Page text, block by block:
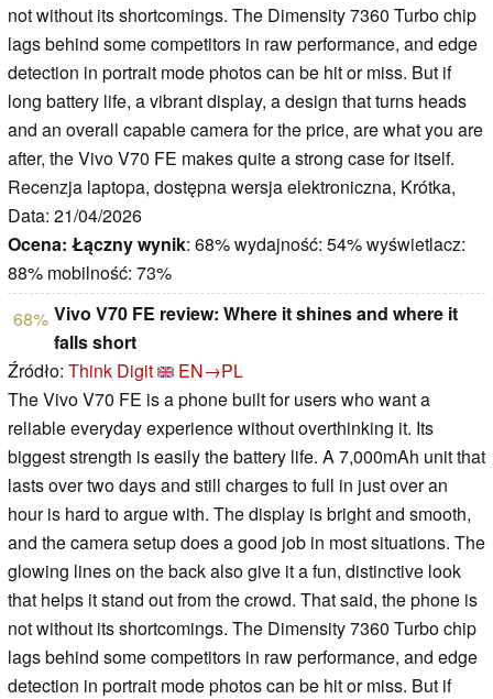
not without its shortcomings. The Dimensity 7360 Turbo chip
lags behind some competitors in raw performance, and edge
detection in portrait mode photos can be hit or miss. But if
long battery life, a vibrant display, a design that turns heads
and an overall capable camera for the price, are what you are
after, the Vivo V70 FE makes quite a strong case for itself.
Recenzja laptopa, dostępna wersja elektroniczna, Krótka,
Data: 21/04/2026
Ocena: Łączny wynik: 68% wydajność: 54% wyświetlacz:
88% mobilność: 73%
68% Vivo V70 FE review: Where it shines and where it
falls short
Źródło: Think Digit
EN→PL
The Vivo V70 FE is a phone built for users who want a
reliable everyday experience without overthinking it. Its
biggest strength is easily the battery life. A 7,000mAh unit that
lasts over two days and still charges to full in just over an
hour is hard to argue with. The display is bright and smooth,
and the camera setup does a good job in most situations. The
glowing lines on the back also give it a fun, distinctive look
that helps it stand out from the crowd. That said, the phone is
not without its shortcomings. The Dimensity 7360 Turbo chip
lags behind some competitors in raw performance, and edge
detection in portrait mode photos can be hit or miss. But if